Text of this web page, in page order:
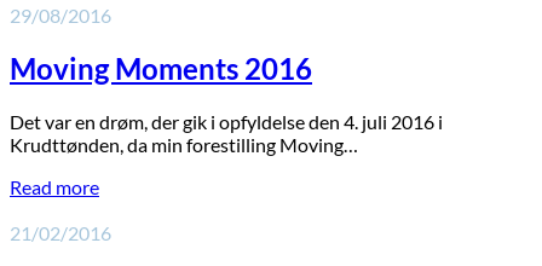
29/08/2016
Moving Moments 2016
Det var en drøm, der gik i opfyldelse den 4. juli 2016 i
Krudttønden, da min forestilling Moving…
Read more
21/02/2016